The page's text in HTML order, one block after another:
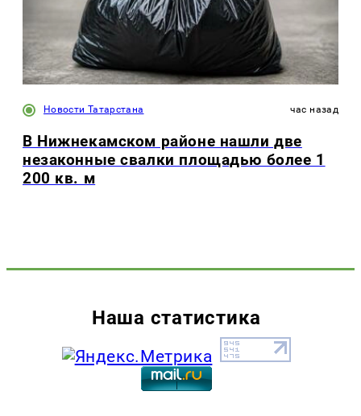
Новости Татарстана час назад
В Нижнекамском районе нашли две
незаконные свалки площадью более 1
200 кв. м
Наша статистика